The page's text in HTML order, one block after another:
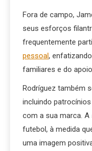
Fora de campo,
seus esforços
frequentemente
pessoal,
familiares e do
Rodríguez também
incluindo
com a sua marca. A
futebol, à medida
uma imagem